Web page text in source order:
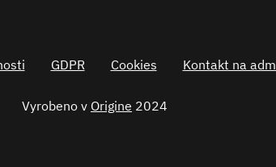
GDPR Cookies Kontakt na
Vyrobeno v Origine 2024